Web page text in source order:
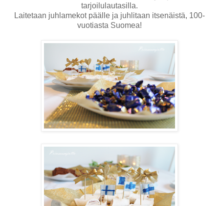
tarjoilulautasilla.
Laitetaan juhlamekot päälle ja juhlitaan itsenäistä, 100-
vuotiasta Suomea!